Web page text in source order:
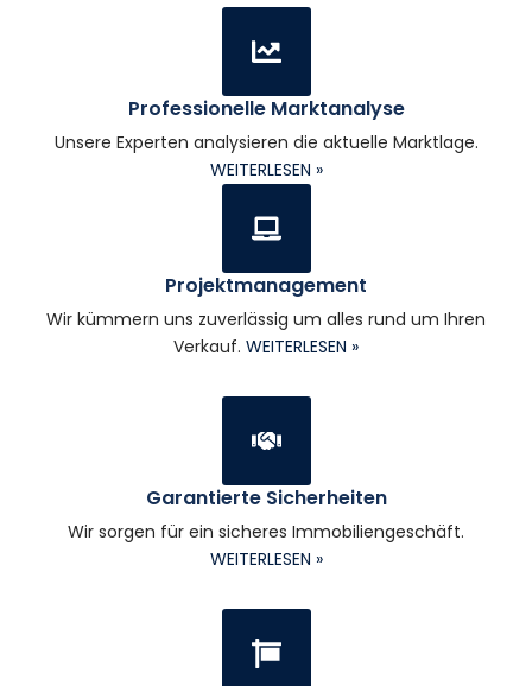
Professionelle Marktanalyse
Unsere Experten analysieren die aktuelle Marktlage.
WEITERLESEN »
Projektmanagement
Wir kümmern uns zuverlässig um alles rund um Ihren
Verkauf. WEITERLESEN »
Garantierte Sicherheiten
Wir sorgen für ein sicheres Immobiliengeschäft.
WEITERLESEN »